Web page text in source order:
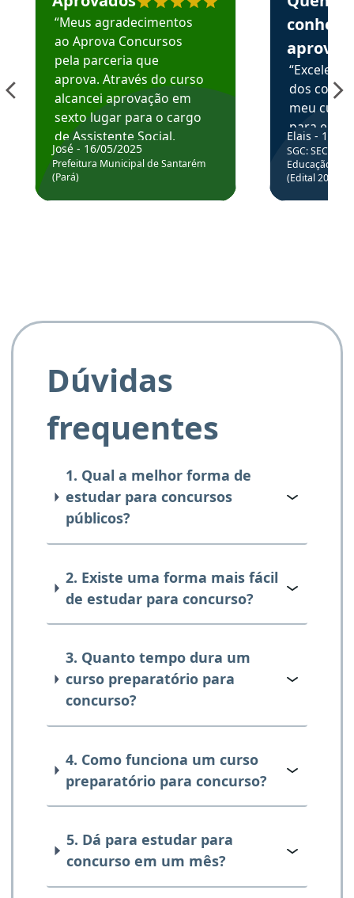
“Meus agradecimentos
ao Aprova Concursos
pela parceria que
aprova. Através do curso
alcancei aprovação em
sexto lugar para o cargo
de Assistente Social.
Hoje estou atuando na
Prefeitura de Santarém.
José - 16/05/2025
Prefeitura Municipal de Santarém
(Pará)
aprova
dos
meu
para
colocar
através
de
Elais - 15/
SGC: SEC BA
Educação
(Edital
Dúvidas
frequentes
1. Qual a melhor forma de
estudar para concursos
públicos?
2. Existe uma forma mais fácil
de estudar para concurso?
3. Quanto tempo dura um
curso preparatório para
concurso?
4. Como funciona um curso
preparatório para concurso?
5. Dá para estudar para
concurso em um mês?